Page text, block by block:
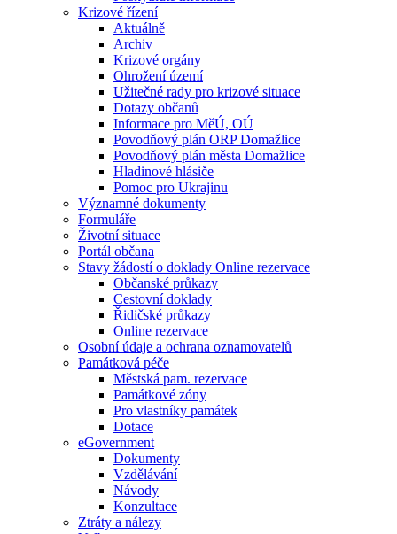
Krizové řízení
Aktuálně
Archiv
Krizové orgány
Ohrožení území
Užitečné rady pro krizové situace
Dotazy občanů
Informace pro MěÚ, OÚ
Povodňový plán ORP Domažlice
Povodňový plán města Domažlice
Hladinové hlásiče
Pomoc pro Ukrajinu
Významné dokumenty
Formuláře
Životní situace
Portál občana
Stavy žádostí o doklady Online rezervace
Občanské průkazy
Cestovní doklady
Řidičské průkazy
Online rezervace
Osobní údaje a ochrana oznamovatelů
Památková péče
Městská pam. rezervace
Památkové zóny
Pro vlastníky památek
Dotace
eGovernment
Dokumenty
Vzdělávání
Návody
Konzultace
Ztráty a nálezy